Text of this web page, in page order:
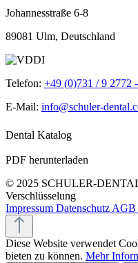
Johannesstraße 6-8
89081 Ulm, Deutschland
Telefon: +49 (0)731 / 9 2772
E-Mail: info@schuler-
Dental Katalog
PDF herunterladen
© 2025 SCHULER-
Verschlüsselung
Impressum Datenschutz AGB
Diese Website verwendet
bieten zu können. Mehr